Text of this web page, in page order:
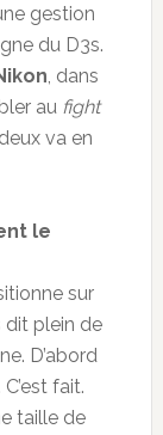
gestion
du D3s.
, dans
au fight
va en
le
sur
plein de
D’abord
. C’est fait.
taille de